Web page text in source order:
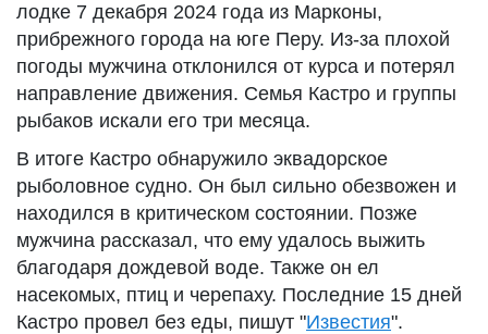
лодке 7 декабря 2024 года из Марконы,
прибрежного города на юге Перу. Из-за плохой
погоды мужчина отклонился от курса и потерял
направление движения. Семья Кастро и группы
рыбаков искали его три месяца.
В итоге Кастро обнаружило эквадорское
рыболовное судно. Он был сильно обезвожен и
находился в критическом состоянии. Позже
мужчина рассказал, что ему удалось выжить
благодаря дождевой воде. Также он ел
насекомых, птиц и черепаху. Последние 15 дней
Кастро провел без еды, пишут "Известия".